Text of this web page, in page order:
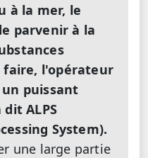
à la mer, le
parvenir à la
faire, l'opérateur
un puissant
ALPS
System).
une large partie